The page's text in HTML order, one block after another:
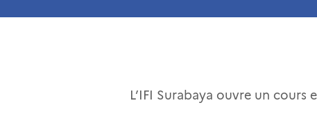
L’IFI Surabaya ouvre un